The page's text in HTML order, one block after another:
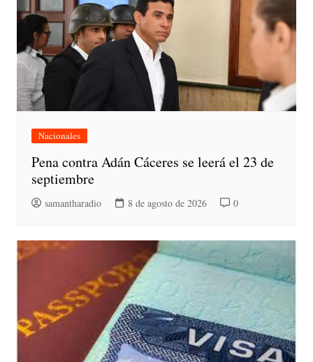
Nacionales
Pena contra Adán Cáceres se leerá el 23 de
septiembre
samantharadio 8 de agosto de 2026 0